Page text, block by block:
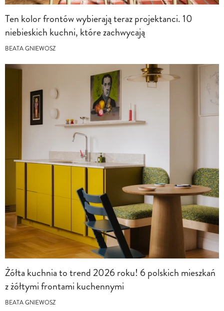
Ten kolor frontów wybierają teraz projektanci. 10
niebieskich kuchni, które zachwycają
BEATA GNIEWOSZ
Żółta kuchnia to trend 2026 roku! 6 polskich mieszkań
z żółtymi frontami kuchennymi
BEATA GNIEWOSZ